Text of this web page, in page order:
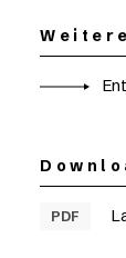
PDF